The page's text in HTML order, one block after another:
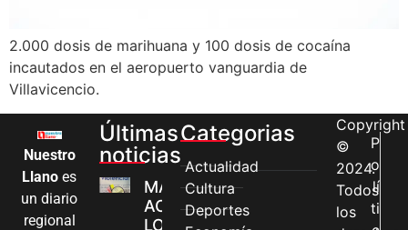
2.000 dosis de marihuana y 100 dosis de cocaína
incautados en el aeropuerto vanguardia de
Villavicencio.
Nuestro
Llano es
un diario
regional
Últimas
noticias
MÁS MUJERES
ACCEDEN A
LOS CANALES
Categorias
Actualidad
Cultura
Deportes
Copyright
©
2024.
Todos
los
P
o
lí
ti